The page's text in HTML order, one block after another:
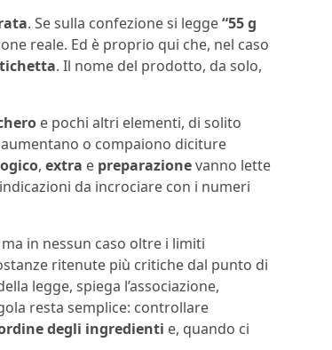
. Se sulla confezione si legge“55 g
reale. Ed è proprio qui che, nel caso
. Il nome del prodotto, da solo,
e pochi altri elementi, di solito
o compaiono diciture
, extra e preparazionevanno lette
da incrociare con i numeri
ma in nessun caso oltre i limiti
ritenute più critiche dal punto di
legge, spiega l’associazione,
resta semplice: controllare
degli ingredienti e, quando ci